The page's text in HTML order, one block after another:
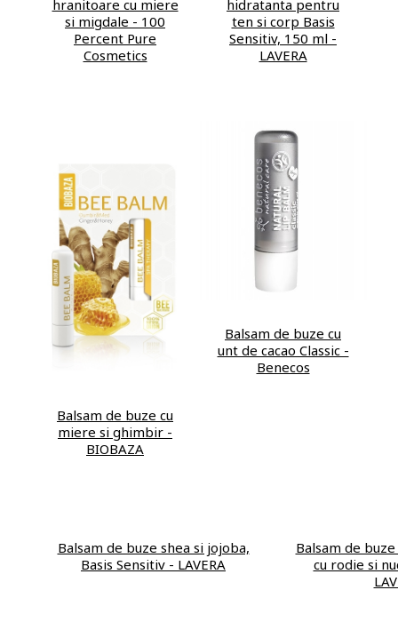
hranitoare cu miere
si migdale - 100
Percent Pure
Cosmetics
hidratanta pentru
ten si corp Basis
Sensitiv, 150 ml -
LAVERA
Balsam de buze cu
miere si ghimbir -
BIOBAZA
Balsam de buze cu
unt de cacao Classic -
Benecos
Balsam de buze shea si jojoba,
Basis Sensitiv - LAVERA
Balsam de
cu rodie si